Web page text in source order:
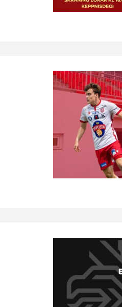
Handbók aðalstjórnar Þórs